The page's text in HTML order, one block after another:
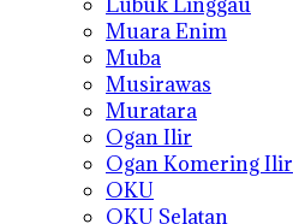
Muara Enim
Muba
Musirawas
Muratara
Ogan Ilir
Ogan Komering Ilir
OKU
OKU Selatan